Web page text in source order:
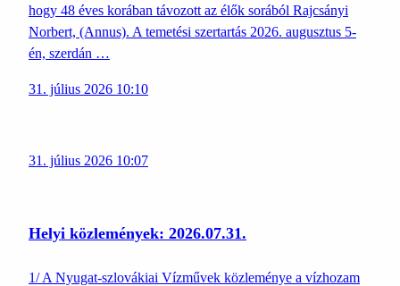
hogy 48 éves korában távozott az élők sorából Rajcsányi
Norbert, (Annus). A temetési szertartás 2026. augusztus 5-
én, szerdán …
31. július 2026 10:10
31. július 2026 10:07
Helyi közlemények: 2026.07.31.
1/ A Nyugat-szlovákiai Vízművek közleménye a vízhozam